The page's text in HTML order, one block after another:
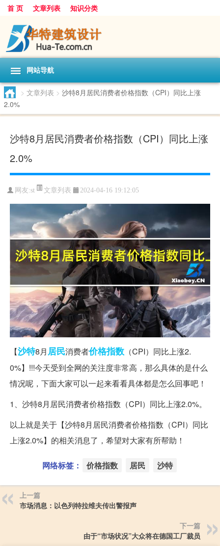
首 页 文章列表 知识分类
网站导航
> 文章列表 > 沙特8月居民消费者价格指数（CPI）同比上涨
2.0%
沙特8月居民消费者价格指数（CPI）同比上涨
2.0%
网友:st 文章列表 2024-04-16 19:12:05
【沙特8月居民消费者价格指数 （CPI）同比上涨2.
0%】!!!今天受到全网的关注度非常高，那么具体的是什么
情况呢，下面大家可以一起来看看具体都是怎么回事吧！
1、沙特8月居民消费者价格指数（CPI）同比上涨2.0%。
以上就是关于【沙特8月居民消费者价格指数（CPI）同比
上涨2.0%】的相关消息了，希望对大家有所帮助！
网络标签： 价格指数 居民 沙特
上一篇
市场消息：以色列特拉维夫传出警报声
下一篇
由于“市场状况”大众将在德国工厂裁员